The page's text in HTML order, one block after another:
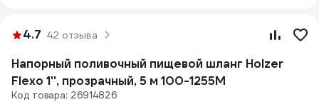
4.7 42 отзыва
Напорный поливочный пищевой шланг Holzer
Flexo 1'', прозрачный, 5 м 100-1255M
Код товара: 26914826